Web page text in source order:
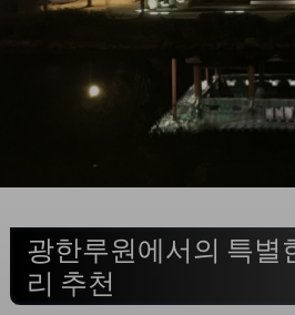
광한루원에서의 특별
리 추천